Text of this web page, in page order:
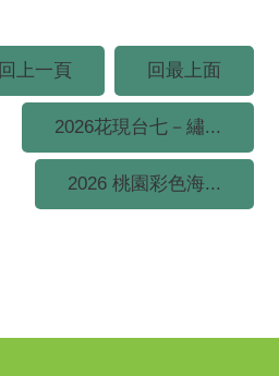
回上一頁 回最上面
2026花現台七－繡...
2026 桃園彩色海...